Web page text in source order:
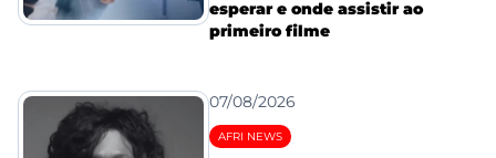
esperar e onde assistir ao
primeiro filme
07/08/2026
AFRI NEWS